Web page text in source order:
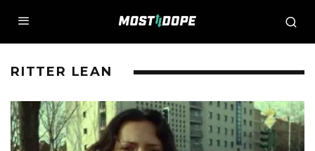
RITTER LEAN